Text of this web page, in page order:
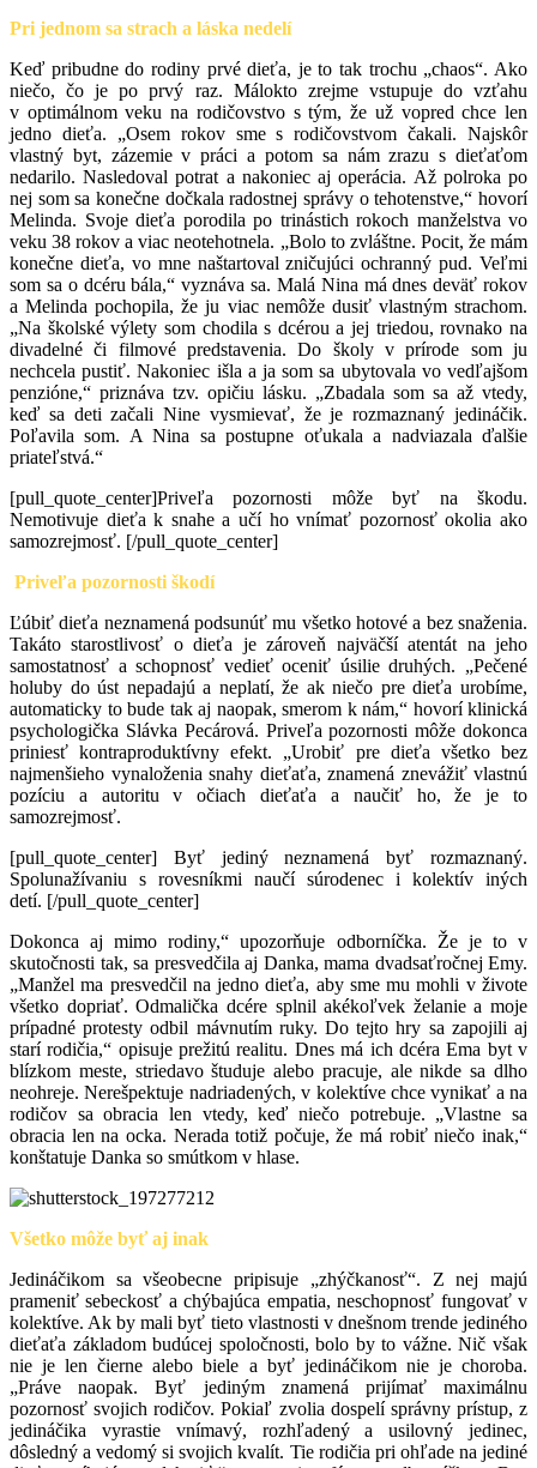
Pri jednom sa strach a láska nedelí
Keď pribudne do rodiny prvé dieťa, je to tak trochu „chaos“. Ako
niečo, čo je po prvý raz. Málokto zrejme vstupuje do vzťahu
v optimálnom veku na rodičovstvo s tým, že už vopred chce len
jedno dieťa. „Osem rokov sme s rodičovstvom čakali. Najskôr
vlastný byt, zázemie v práci a potom sa nám zrazu s dieťaťom
nedarilo. Nasledoval potrat a nakoniec aj operácia. Až polroka po
nej som sa konečne dočkala radostnej správy o tehotenstve,“ hovorí
Melinda. Svoje dieťa porodila po trinástich rokoch manželstva vo
veku 38 rokov a viac neotehotnela. „Bolo to zvláštne. Pocit, že mám
konečne dieťa, vo mne naštartoval zničujúci ochranný pud. Veľmi
som sa o dcéru bála,“ vyznáva sa. Malá Nina má dnes deväť rokov
a Melinda pochopila, že ju viac nemôže dusiť vlastným strachom.
„Na školské výlety som chodila s dcérou a jej triedou, rovnako na
divadelné či filmové predstavenia. Do školy v prírode som ju
nechcela pustiť. Nakoniec išla a ja som sa ubytovala vo vedľajšom
penzióne,“ priznáva tzv. opičiu lásku. „Zbadala som sa až vtedy,
keď sa deti začali Nine vysmievať, že je rozmaznaný jedináčik.
Poľavila som. A Nina sa postupne oťukala a nadviazala ďalšie
priateľstvá.“
[pull_quote_center]Priveľa pozornosti môže byť na škodu.
Nemotivuje dieťa k snahe a učí ho vnímať pozornosť okolia ako
samozrejmosť. [/pull_quote_center]
Priveľa pozornosti škodí
Ľúbiť dieťa neznamená podsunúť mu všetko hotové a bez snaženia.
Takáto starostlivosť o dieťa je zároveň najväčší atentát na jeho
samostatnosť a schopnosť vedieť oceniť úsilie druhých. „Pečené
holuby do úst nepadajú a neplatí, že ak niečo pre dieťa urobíme,
automaticky to bude tak aj naopak, smerom k nám,“ hovorí klinická
psychologička Slávka Pecárová. Priveľa pozornosti môže dokonca
priniesť kontraproduktívny efekt. „Urobiť pre dieťa všetko bez
najmenšieho vynaloženia snahy dieťaťa, znamená znevážiť vlastnú
pozíciu a autoritu v očiach dieťaťa a naučiť ho, že je to
samozrejmosť.
[pull_quote_center] Byť jediný neznamená byť rozmaznaný.
Spolunažívaniu s rovesníkmi naučí súrodenec i kolektív iných
detí. [/pull_quote_center]
Dokonca aj mimo rodiny,“ upozorňuje odborníčka. Že je to v
skutočnosti tak, sa presvedčila aj Danka, mama dvadsaťročnej Emy.
„Manžel ma presvedčil na jedno dieťa, aby sme mu mohli v živote
všetko dopriať. Odmalička dcére splnil akékoľvek želanie a moje
prípadné protesty odbil mávnutím ruky. Do tejto hry sa zapojili aj
starí rodičia,“ opisuje prežitú realitu. Dnes má ich dcéra Ema byt v
blízkom meste, striedavo študuje alebo pracuje, ale nikde sa dlho
neohreje. Nerešpektuje nadriadených, v kolektíve chce vynikať a na
rodičov sa obracia len vtedy, keď niečo potrebuje. „Vlastne sa
obracia len na ocka. Nerada totiž počuje, že má robiť niečo inak,“
konštatuje Danka so smútkom v hlase.
Všetko môže byť aj inak
Jedináčikom sa všeobecne pripisuje „zhýčkanosť“. Z nej majú
prameniť sebeckosť a chýbajúca empatia, neschopnosť fungovať v
kolektíve. Ak by mali byť tieto vlastnosti v dnešnom trende jediného
dieťaťa základom budúcej spoločnosti, bolo by to vážne. Nič však
nie je len čierne alebo biele a byť jedináčikom nie je choroba.
„Práve naopak. Byť jediným znamená prijímať maximálnu
pozornosť svojich rodičov. Pokiaľ zvolia dospelí správny prístup, z
jedináčika vyrastie vnímavý, rozhľadený a usilovný jedinec,
dôsledný a vedomý si svojich kvalít. Tie rodičia pri ohľade na jediné